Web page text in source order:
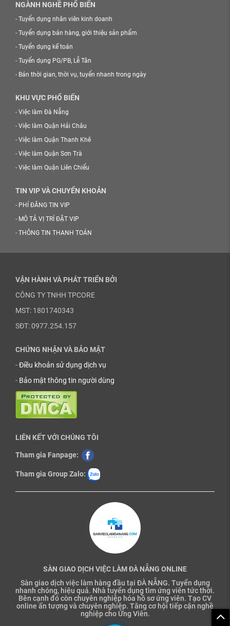
NGÀNH NGHỀ PHỔ BIẾN
- Tuyển dụng nhân viên kinh doanh
- Tuyển dụng bán hàng, giới thiệu sản phẩm
- Tuyển dụng kế toán
- Tuyển dụng PG/PB, Lễ Tân
- Bán thời gian, thời vụ, tuyển nhanh trong ngày
KHU VỰC PHỔ BIẾN
- Việc làm Đà Nẵng
- Việc làm Quận Hải Châu
- Việc làm Quận Thanh Khê
- Việc làm Quận Sơn Trà
- Việc làm Quận Liên Chiểu
TIN VIP VÀ CHUYỂN KHOẢN
- PHÍ ĐĂNG TIN VIP
- MÔ TẢ VỊ TRÍ ĐẶT VIP
- THÔNG TIN THANH TOÁN
VẬN HÀNH VÀ PHÁT TRIỂN BỞI
CÔNG TY TNHH TPCORE
MST: 1801740343
SĐT: 0977.254.157
CHỨNG NHẬN VÀ BẢO MẬT
-Điều khoản sử dụng dịch vụ
- Bảo mật thông tin người dùng
LIÊN KẾT VỚI CHÚNG TÔI
Tham gia Fanpage:
Tham gia Group Zalo:
SÀN GIAO DỊCH VIỆC LÀM ĐÀ NẴNG ONLINE
Sàn giao dịch việc làm hàng đầu tại ĐÀ NẴNG. Tuyển dụng
nhanh chóng, hiệu quả. Nhà tuyển dụng tìm ứng viên tức thời.
Bên cạnh đó còn chuyên nghiệp hóa hồ sơ ứng viên. Tạo CV
online ấn tượng và chuyên nghiệp. Tăng cơ hội tiếp cận nghề
nghiệp cho Ứng Viên.